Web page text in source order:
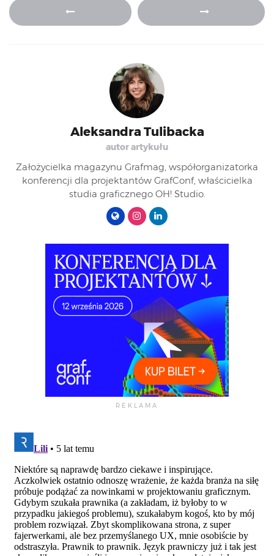
Aleksandra Tulibacka
autor artykułu
Założycielka magazynu Grafmag, współorganizatorka
konferencji dla projektantów GrafConf, właścicielka
studia graficznego OH! Studio.